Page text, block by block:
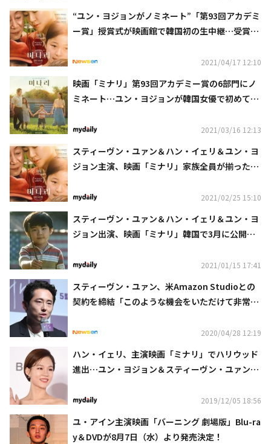
“ユン・ヨジョンがノミネート”「第93回アカデミ
ー賞」授賞式が映画館で韓国初の生中継…受賞に
2021/04/17 12:10
映画「ミナリ」第93回アカデミー賞の6部門にノ
ミネート…ユン・ヨジョンが韓国女優で初めて助
2021/03/16 12:13
スティーヴン・ユァン＆ハン・イェリ＆ユン・ヨ
ジョン主演、映画「ミナリ」家族全員が揃ったポ
2021/02/25 15:10
スティーヴン・ユァン＆ハン・イェリ＆ユン・ヨ
ジョン出演、映画「ミナリ」韓国で3月に公開決
2021/01/15 17:41
スティーヴン・ユァン、米Amazon Studioとの
契約を締結「このような機会をいただけて非常に
2020/04/28 12:19
ハン・イェリ、主演映画「ミナリ」でハリウッド
進出…ユン・ヨジョン＆スティーヴン・ユァンと
2019/12/05 18:56
ユ・アイン主演映画「バーニング 劇場版」Blu-ra
y＆DVDが8月7日（水）より発売決定！